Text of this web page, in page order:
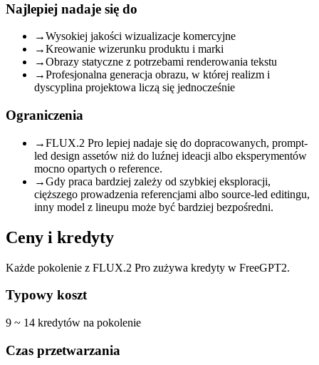
Najlepiej nadaje się do
→Wysokiej jakości wizualizacje komercyjne
→Kreowanie wizerunku produktu i marki
→Obrazy statyczne z potrzebami renderowania tekstu
→Profesjonalna generacja obrazu, w której realizm i
dyscyplina projektowa liczą się jednocześnie
Ograniczenia
→FLUX.2 Pro lepiej nadaje się do dopracowanych, prompt-
led design assetów niż do luźnej ideacji albo eksperymentów
mocno opartych o reference.
→Gdy praca bardziej zależy od szybkiej eksploracji,
cięższego prowadzenia referencjami albo source-led editingu,
inny model z lineupu może być bardziej bezpośredni.
Ceny i kredyty
Każde pokolenie z FLUX.2 Pro zużywa kredyty w FreeGPT2.
Typowy koszt
9 ~ 14 kredytów na pokolenie
Czas przetwarzania